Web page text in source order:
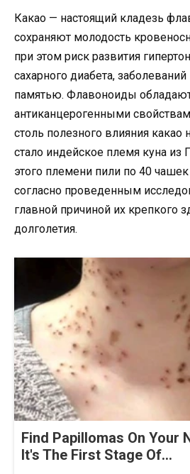
Какао — настоящий кладезь
сохраняют молодость
при этом риск развития
сахарного диабета,
памятью. Флавоноиды
антиканцерогенными
столь полезного влияния какао
стало индейское племя куна
этого племени пили по 40
согласно проведенным
главной причиной их крепкого
долголетия.
Find Papillomas On Your
It's The First Stage Of...